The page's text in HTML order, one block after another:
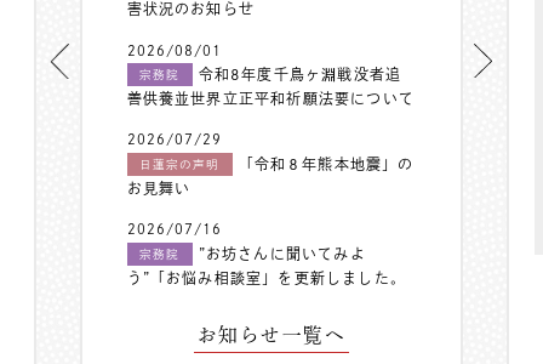
害状況のお知らせ
2026/08/01
宗務院
令和8年度千鳥ヶ淵戦没者追
善供養並世界立正平和祈願法要について
2026/07/29
日蓮宗の声明
「令和８年熊本地震」の
お見舞い
2026/07/16
宗務院
”お坊さんに聞いてみよ
う”「お悩み相談室」を更新しました。
お知らせ一覧へ